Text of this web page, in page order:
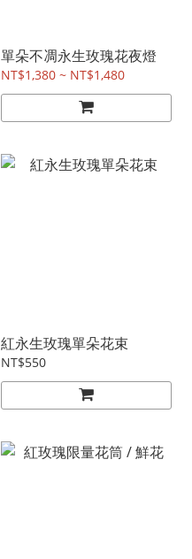
單朵不凋永生玫瑰花夜燈
NT$1,380 ~ NT$1,480
紅永生玫瑰單朵花束
NT$550